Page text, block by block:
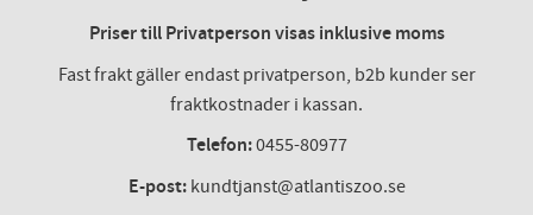
Priser till Privatperson visas inklusive moms
Fast frakt gäller endast privatperson, b2b kunder ser
fraktkostnader i kassan.
Telefon:0455-80977
E-post:kundtjanst@atlantiszoo.se